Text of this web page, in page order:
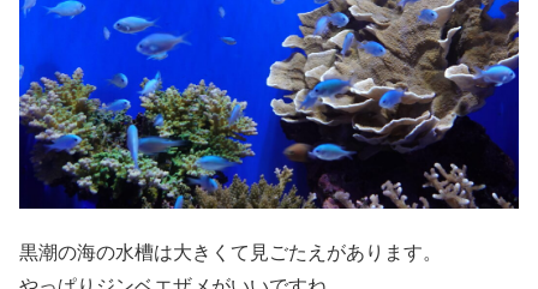
黒潮の海の水槽は大きくて見ごたえがあります。